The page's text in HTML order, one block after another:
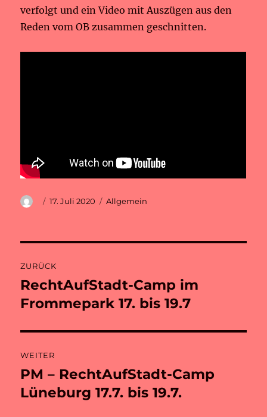
verfolgt und ein Video mit Auszügen aus den
Reden vom OB zusammen geschnitten.
AutorVeröffentlicht
17. Juli 2020 Kategorien
Allgemein
ZURÜCK
Vorheriger
Beitrag:
RechtAufStadt-Camp im
Frommepark 17. bis 19.7
WEITER
Nächster
Beitrag:
PM – RechtAufStadt-Camp
Lüneburg 17.7. bis 19.7.